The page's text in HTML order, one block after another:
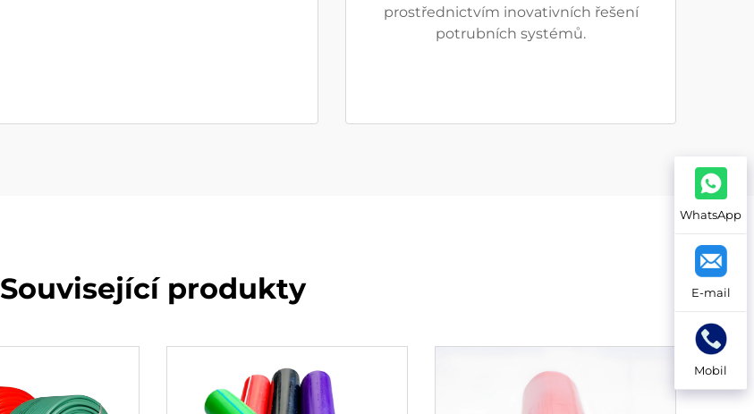
prostřednictvím inovativních řešení
potrubních systémů.
Související produkty
WhatsApp
E-mail
Mobil